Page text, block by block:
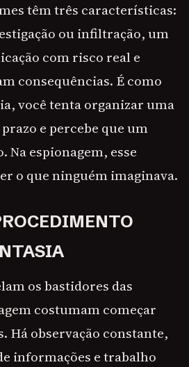
têm três características:
ou infiltração, um
com risco real e
consequências. É como
você tenta organizar uma
e percebe que um
Na espionagem, esse
o que ninguém imaginava.
os bastidores das
costumam começar
Há observação constante,
informações e trabalho